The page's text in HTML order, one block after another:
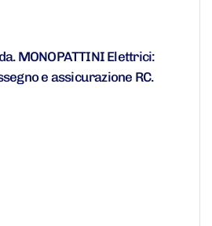
MONOPATTINI Elettrici:
e assicurazione RC.